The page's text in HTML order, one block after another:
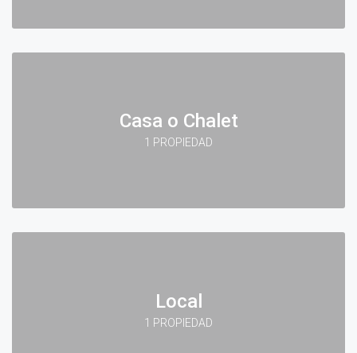
Casa o Chalet
1 PROPIEDAD
Local
1 PROPIEDAD